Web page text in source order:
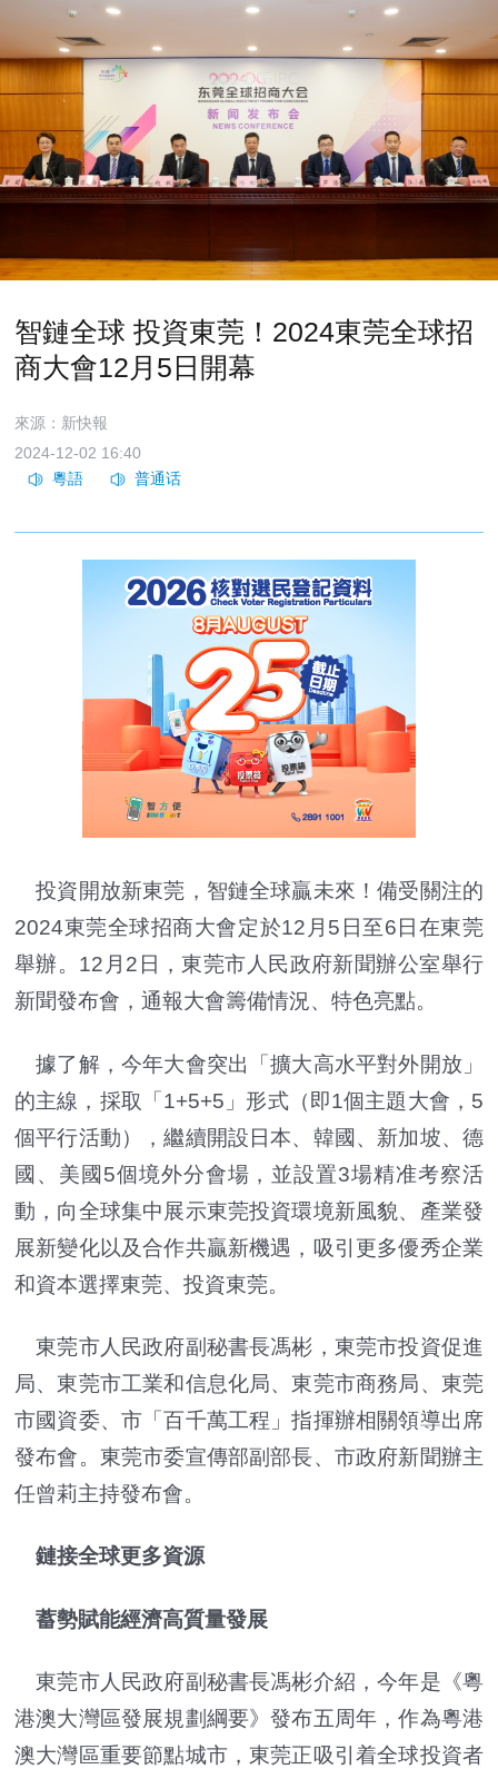
智鏈全球 投資東莞！2024東莞全球招
商大會12月5日開幕
來源：新快報
2024-12-02 16:40
投資開放新東莞，智鏈全球贏未來！備受關注的
2024東莞全球招商大會定於12月5日至6日在東莞
舉辦。12月2日，東莞市人民政府新聞辦公室舉行
新聞發布會，通報大會籌備情況、特色亮點。
據了解，今年大會突出「擴大高水平對外開放」
的主線，採取「1+5+5」形式（即1個主題大會，5
個平行活動），繼續開設日本、韓國、新加坡、德
國、美國5個境外分會場，並設置3場精准考察活
動，向全球集中展示東莞投資環境新風貌、產業發
展新變化以及合作共贏新機遇，吸引更多優秀企業
和資本選擇東莞、投資東莞。
東莞市人民政府副秘書長馮彬，東莞市投資促進
局、東莞市工業和信息化局、東莞市商務局、東莞
市國資委、市「百千萬工程」指揮辦相關領導出席
發布會。東莞市委宣傳部副部長、市政府新聞辦主
任曾莉主持發布會。
鏈接全球更多資源
蓄勢賦能經濟高質量發展
東莞市人民政府副秘書長馮彬介紹，今年是《粵
港澳大灣區發展規劃綱要》發布五周年，作為粵港
澳大灣區重要節點城市，東莞正吸引着全球投資者